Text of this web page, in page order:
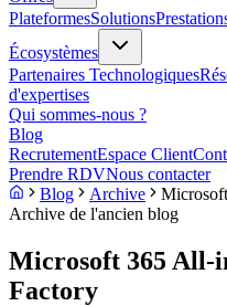
PlateformesSolutions
Écosystèmes
Partenaires Technologiques
d'expertises
Qui sommes-nous ?
Blog
RecrutementEspace Client
Prendre RDVNous contacter
Blog
Archive
Archive de l'ancien blog
Microsoft 365 All-
Factory